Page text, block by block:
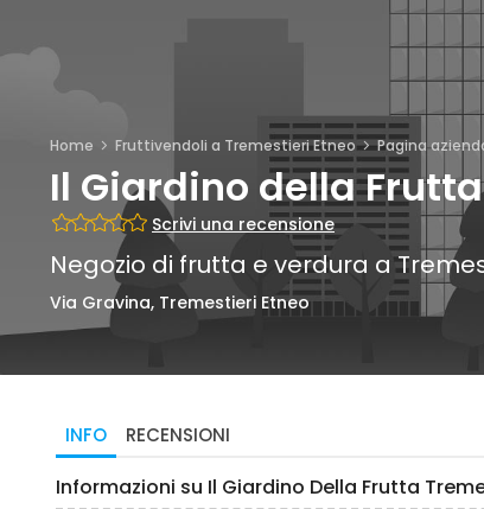
Home Fruttivendoli a Tremestieri Etneo Pagina
Il Giardino della Frutta
Scrivi una recensione
Negozio di frutta e verdura a
Via Gravina, Tremestieri Etneo
INFO RECENSIONI
Informazioni su Il Giardino Della Frutta